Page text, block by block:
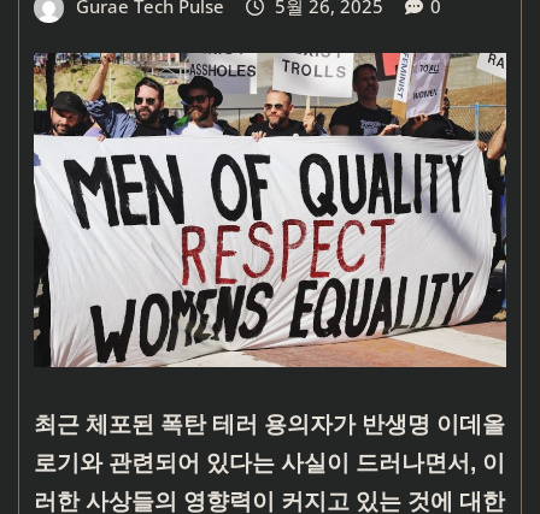
Gurae Tech Pulse 5월 26, 2025 0
최근 체포된 폭탄 테러 용의자가 반생명 이데올
로기와 관련되어 있다는 사실이 드러나면서, 이
러한 사상들의 영향력이 커지고 있는 것에 대한